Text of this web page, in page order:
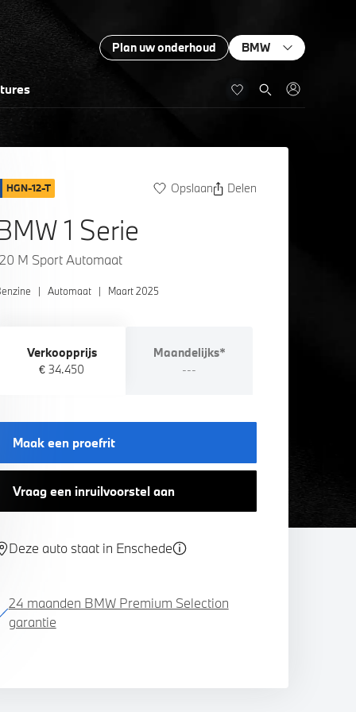
Plan uw onderhoud BMW
HGN-12-T Opslaan Delen
1 Serie
M Sport Automaat
| Automaat | Maart 2025
Verkoopprijs
€ 34.450
Maandelijks*
---
Maak een proefrit
Vraag een inruilvoorstel aan
Deze auto staat in Enschede
24 maanden BMW Premium Selection
garantie